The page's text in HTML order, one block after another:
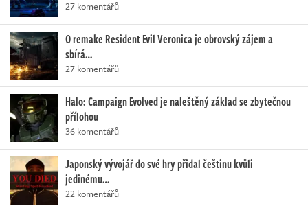
27 komentářů
O remake Resident Evil Veronica je obrovský zájem a
sbírá…
27 komentářů
Halo: Campaign Evolved je naleštěný základ se zbytečnou
přílohou
36 komentářů
Japonský vývojář do své hry přidal češtinu kvůli
jedinému…
22 komentářů